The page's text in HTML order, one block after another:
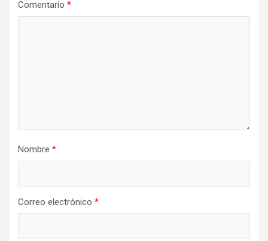
Comentario *
Nombre *
Correo electrónico *